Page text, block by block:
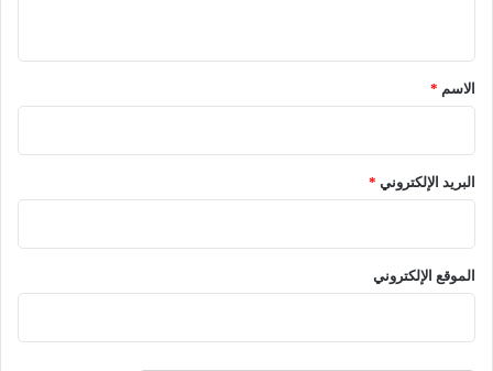
*الاسم *
البريد الإلكتروني *
الموقع الإلكتروني